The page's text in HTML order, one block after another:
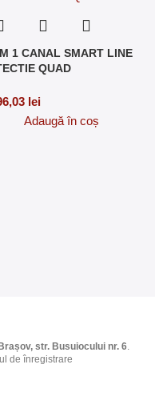
1 CANAL SMART LINE
QUAD
lei
Adaugă în coș
Brașov, str. Busuiocului nr. 6.
de înregistrare